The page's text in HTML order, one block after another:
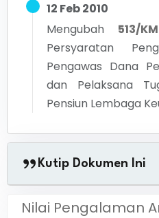
12 Feb 2010
Mengubah
513/
Persyaratan
Pengawas Dana
dan Pelaksana
Pensiun Lembaga
Kutip Dokumen Ini
Nilai Pengalaman